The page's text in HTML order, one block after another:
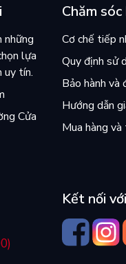
những
lựa
uy tín.
Cửa
Chăm
Cơ chế tiếp
Quy định sử
Bảo hành và
Hướng dẫn
Mua hàng
Kết nối